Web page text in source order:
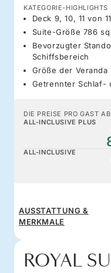
KATEGORIE-HIGHLIGHTS
Deck 9, 10, 11 von 11
Suite-Größe 786
Bevorzugter
Schiffsbereich
Größe der Veranda
Getrennter Schlaf-
DIE PREISE PRO GAST AB
ALL-INCLUSIVE PLUS
ALL-INCLUSIVE
AUSSTATTUNG &
MERKMALE
ROYAL